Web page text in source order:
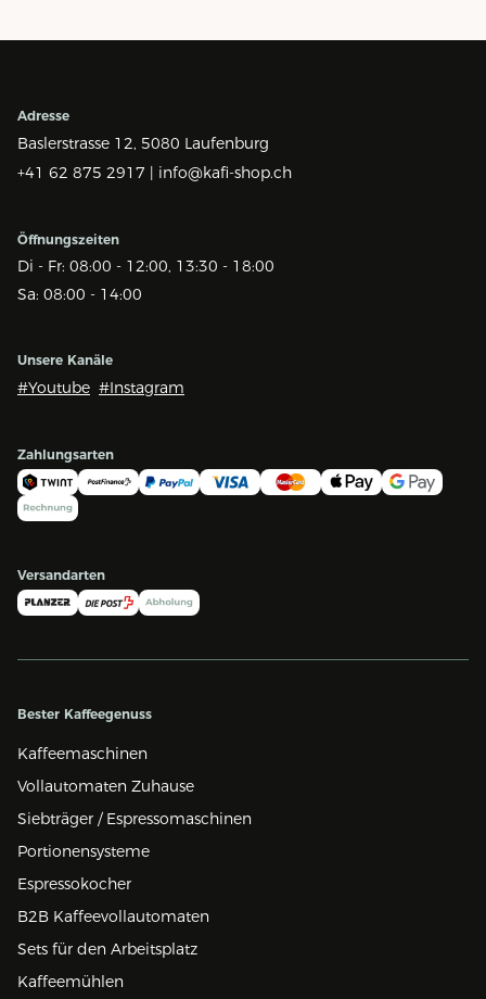
Adresse
Baslerstrasse 12, 5080 Laufenburg
+41 62 875 2917 | info@kafi-shop.ch
Öffnungszeiten
Di - Fr: 08:00 - 12:00, 13:30 - 18:00
Sa: 08:00 - 14:00
Unsere Kanäle
#Youtube #Instagram
Zahlungsarten
Versandarten
Bester Kaffeegenuss
Kaffeemaschinen
Vollautomaten Zuhause
Siebträger / Espressomaschinen
Portionensysteme
Espressokocher
B2B Kaffeevollautomaten
Sets für den Arbeitsplatz
Kaffeemühlen